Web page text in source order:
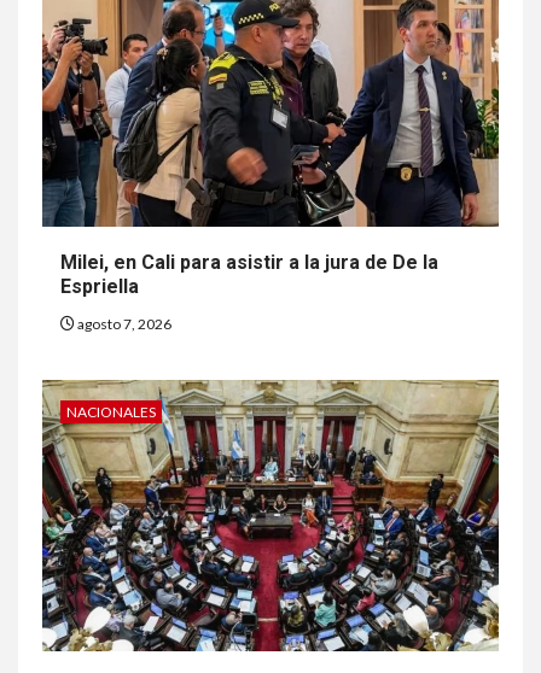
Milei, en Cali para asistir a la jura de De la
Espriella
agosto 7, 2026
NACIONALES